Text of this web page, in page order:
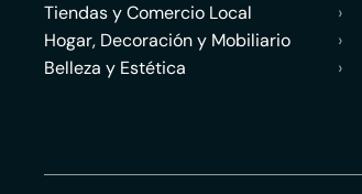
Tiendas y Comercio Local
›
Hogar, Decoración y Mobiliario
›
Belleza y Estética
›